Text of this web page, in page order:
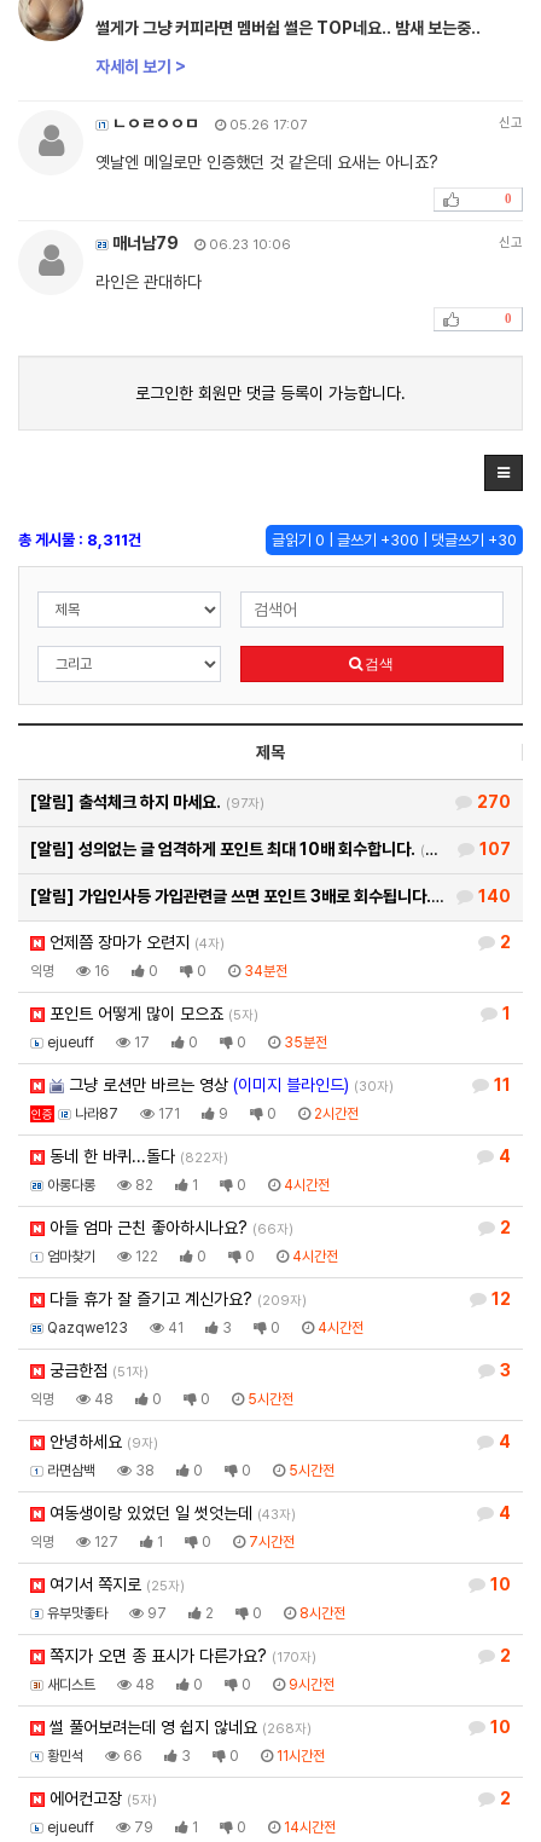
썰게가 그냥 커피라면 멤버쉽 썰은 TOP네요.. 밤새 보는중..
자세히 보기 >
ㄴㅇㄹㅇㅇㅁ 05.26 17:07 신고
옛날엔 메일로만 인증했던 것 같은데 요새는 아니죠?
0
매너남79 06.23 10:06 신고
라인은 관대하다
0
로그인한 회원만 댓글 등록이 가능합니다.
글읽기 0 | 글쓰기 +300 | 댓글쓰기 +30
총 게시물 : 8,311건
검색
제목
270
[알림] 출석체크 하지 마세요. (97자)
107
[알림] 성의없는 글 엄격하게 포인트 최대 10배 회수합니다. (26자)
140
[알림] 가입인사등 가입관련글 쓰면 포인트 3배로 회수됩니다. (93자)
2
언제쯤 장마가 오련지 (4자)
익명 16 0 0 34분전
1
포인트 어떻게 많이 모으죠 (5자)
ejueuff 17 0 0 35분전
11
그냥 로션만 바르는 영상 (이미지 블라인드) (30자)
인증 나라87 171 9 0 2시간전
4
동네 한 바퀴...돌다 (822자)
아롱다롱 82 1 0 4시간전
2
아들 엄마 근친 좋아하시나요? (66자)
엄마찾기 122 0 0 4시간전
12
다들 휴가 잘 즐기고 계신가요? (209자)
Qazqwe123 41 3 0 4시간전
3
궁금한점 (51자)
익명 48 0 0 5시간전
4
안녕하세요 (9자)
라면삼백 38 0 0 5시간전
4
여동생이랑 있었던 일 썻엇는데 (43자)
익명 127 1 0 7시간전
10
여기서 쪽지로 (25자)
유부맛좋타 97 2 0 8시간전
2
쪽지가 오면 종 표시가 다른가요? (170자)
새디스트 48 0 0 9시간전
10
썰 풀어보려는데 영 쉽지 않네요 (268자)
황민석 66 3 0 11시간전
2
에어컨고장 (5자)
ejueuff 79 1 0 14시간전